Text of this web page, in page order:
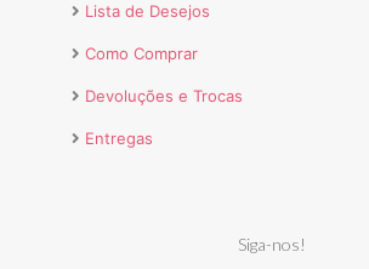
Lista de Desejos
Como Comprar
Devoluções e Trocas
Entregas
Siga-nos!